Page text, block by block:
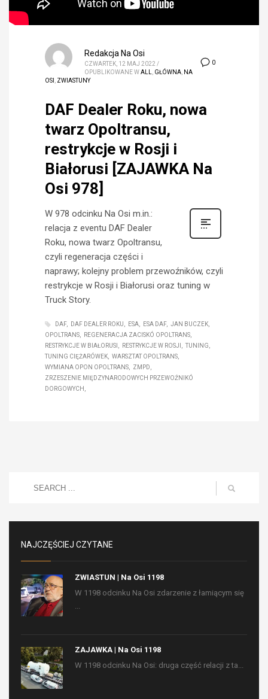
0
Redakcja Na Osi
CZWARTEK, 12 MAJ 2022 /
OPUBLIKOWANE WALL GŁÓWNA NA
OSI
ZWIASTUNY
DAF Dealer Roku, nowa
twarz Opoltransu,
restrykcje w Rosji i
Białorusi [ZAJAWKA Na
Osi 978]
W 978 odcinku Na Osi m.in.:
relacja z eventu DAF Dealer
Roku, nowa twarz Opoltransu,
czyli regeneracja części i
naprawy; kolejny problem przewoźników, czyli
restrykcje w Rosji i Białorusi oraz tuning w
Truck Story.
DAF DAF DEALER ROKU ESA ESA DAF
JAN BUCZEK
OPOLTRANS
REGENERACJA ZACISKÓ OPOLTRANS
RESTRYKCJE W BIAŁORUSI
RESTRYKCJE W ROSJI
TUNING
TUNING CIĘŻARÓWEK
WARSZTAT OPOLTRANS
WYMIANA OPON OPOLTRANS
ZMPD
ZRZESZENIE MIĘDZYNARODOWYCH PRZEWOŹNIKÓ
DORGOWYCH
NAJCZĘŚCIEJ CZYTANE
ZWIASTUN | Na Osi 1198
W 1198 odcinku Na Osi zdarzenie z łamiącym się
...
ZAJAWKA | Na Osi 1198
W 1198 odcinku Na Osi: druga część relacji z ta...